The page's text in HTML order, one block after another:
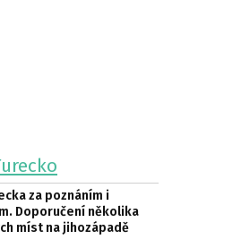
za poznáním i
Doporučení několika
míst na jihozápadě